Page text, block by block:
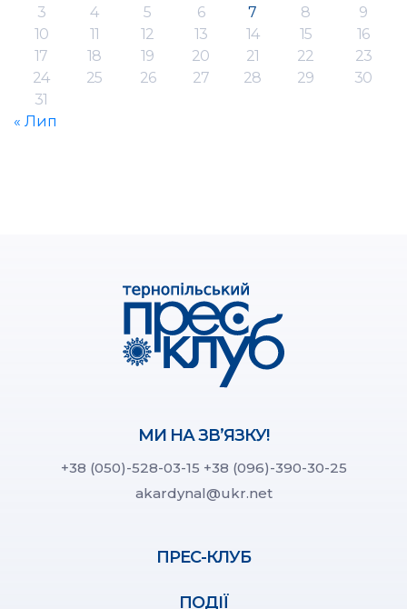
3
4 5 6 7 8
9
10
11 12 13 14 15
16
17
18 19 20 21 22
23
24
25 26 27 28 29
30
31
« Лип
МИ НА ЗВ’ЯЗКУ!
+38 (050)-528-03-15 +38 (096)-390-30-25
akardynal@ukr.net
ПРЕС-КЛУБ
ПОДІЇ